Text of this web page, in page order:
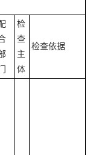
检
查
主
体
检查依据